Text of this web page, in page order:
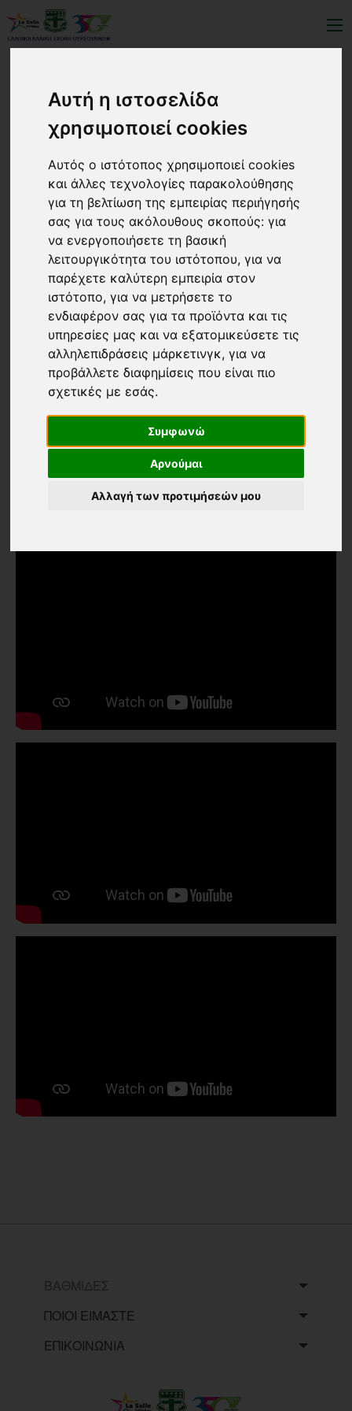
Αυτή η ιστοσελίδα
χρησιμοποιεί cookies
Αυτός ο ιστότοπος χρησιμοποιεί cookies
και άλλες τεχνολογίες παρακολούθησης
για τη βελτίωση της εμπειρίας περιήγησής
σας για τους ακόλουθους σκοπούς:για
να ενεργοποιήσετε τη βασική
λειτουργικότητα του ιστότοπου,για να
παρέχετε καλύτερη εμπειρία στον
ιστότοπο,για να μετρήσετε το
ενδιαφέρον σας για τα προϊόντα και τις
υπηρεσίες μας και να εξατομικεύσετε τις
αλληλεπιδράσεις μάρκετινγκ,για να
προβάλλετε διαφημίσεις που είναι πιο
σχετικές με εσάς.
Συμφωνώ
Αρνούμαι
Αλλαγή των προτιμήσεών μου
Ουρσουλίνες 350 χρόνια
ΒΑΘΜΙΔΕΣ
ΠΟΙΟΙ ΕΙΜΑΣΤΕ
ΕΠΙΚΟΙΝΩΝΙΑ